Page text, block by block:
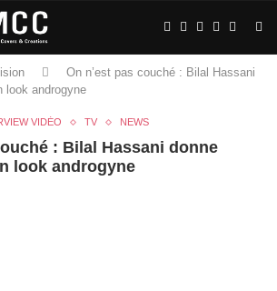
On n’est pas couché : Bilal Hassani
look androgyne
VIDÉO TV NEWS
: Bilal Hassani donne
look androgyne